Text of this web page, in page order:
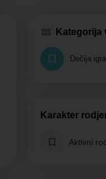
Kategorija
Dečija
Karakter
Aktivni